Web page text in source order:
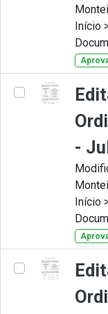
Início
-
Início